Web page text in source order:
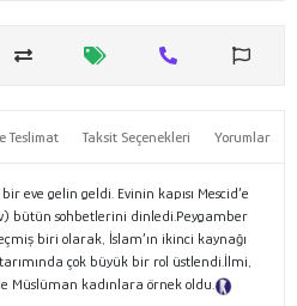
Teslimat Taksit Seçenekleri Yorumlar
eve gelin geldi. Evinin kapısı Mescid’e
bütün sohbetlerini dinledi.Peygamber
biri olarak, İslam’ın ikinci kaynağı
çok büyük bir rol üstlendi.İlmi,
Müslüman kadınlara örnek oldu.